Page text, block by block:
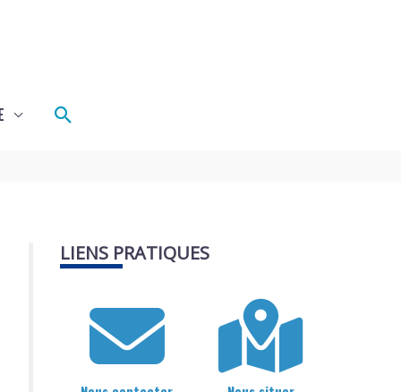
Rechercher
LIENS PRATIQUES